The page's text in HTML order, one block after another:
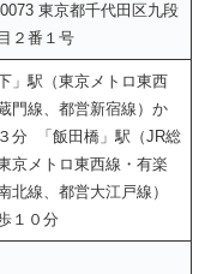
東京都千代田区九段
２番１号
」駅（東京メトロ東西
門線、都営新宿線）か
分 「飯田橋」駅（JR総
京メトロ東西線・有楽
北線、都営大江戸線）
１０分